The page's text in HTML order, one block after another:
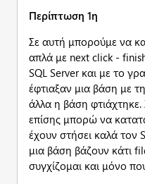
Περίπτωση 1η
Σε αυτή μπορούμε να
απλά με next click -
SQL Server και με το
έφτιαξαν μια βάση με
άλλα η βάση
επίσης μπορώ να
έχουν στήσει καλά τον
μια βάση βάζουν κάτι
συγχίζομαι και μόνο